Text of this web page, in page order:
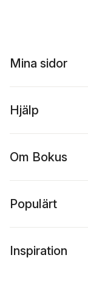
Mina sidor
Hjälp
Om Bokus
Populärt
Inspiration